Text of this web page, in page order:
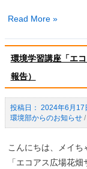
じ
ゃ
が
で
ク
ッ
キ
ン
環
学
習
講
「エ
コ
ス
Read More »
環境学習講座「エ
報告）
2024年6月17
環境部からのお知らせ/
こんにちは、メイ
「エコアス広場花